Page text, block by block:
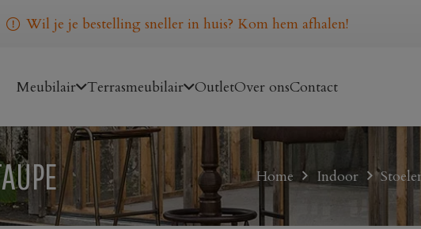
Wil je je bestelling sneller in huis? Kom hem afhalen!
Meubilair Terrasmeubilair OutletOver onsContact
Home Indoor